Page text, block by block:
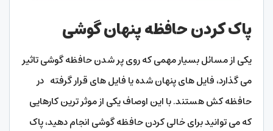
پاک کردن حافظه پنهان گوشی
یکی از مسائل بسیار مهمی که روی پر شدن حافظه گوشی تاثیر
می گذارد، فایل های پنهان شده یا فایل های قرار گرفته در
حافظه کش هستند. با این اوصاف یکی از موثر ترین کارهایی
که می توانید برای خالی کردن حافظه گوشی انجام دهید، پاک